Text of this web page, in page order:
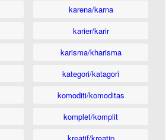
karena/karna
karier/karir
karisma/kharisma
kategori/katagori
komoditi/komoditas
komplet/komplit